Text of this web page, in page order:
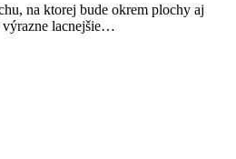
na ktorej bude okrem plochy aj
výrazne lacnejšie…